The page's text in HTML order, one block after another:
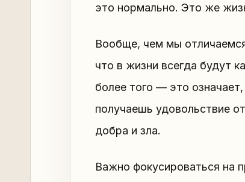
это нормально. Это же
Вообще, чем мы
что в жизни всегда будут
более того — это
получаешь удовольствие
добра и зла.
Важно фокусироваться на